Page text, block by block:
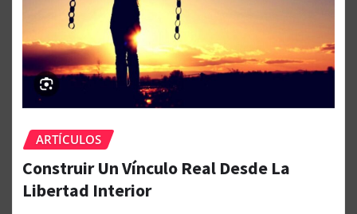
ARTÍCULOS
Construir Un Vínculo Real Desde La
Libertad Interior